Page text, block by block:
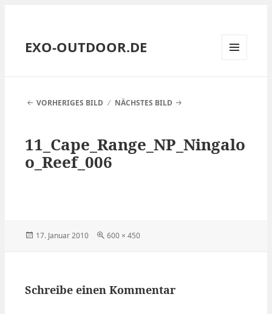
EXO-OUTDOOR.DE
VORHERIGES BILD
NÄCHSTES BILD
11_Cape_Range_NP_Ningalo
o_Reef_006
Veröffentlicht
17. Januar 2010
Volle
600 × 450
Schreibe einen Kommentar